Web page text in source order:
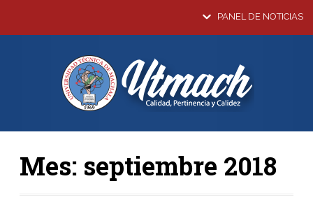
PANEL DE NOTICIAS
Mes: septiembre 2018